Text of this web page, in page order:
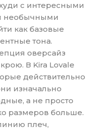
с интересными
необычными
как базовые
тона.
оверсайз
В Kira Lovale
действительно
изначально
а не просто
размеров больше.
плеч,